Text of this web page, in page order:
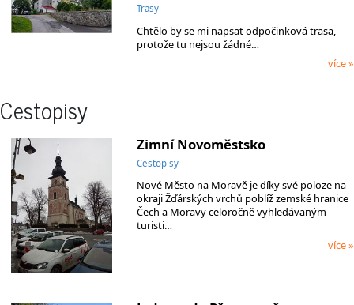
Trasy
Chtělo by se mi napsat odpočinková trasa,
protože tu nejsou žádné…
více »
Cestopisy
Zimní Novoměstsko
Cestopisy
Nové Město na Moravě je díky své poloze na
okraji Žďárských vrchů poblíž zemské hranice
Čech a Moravy celoročně vyhledávaným
turisti…
více »